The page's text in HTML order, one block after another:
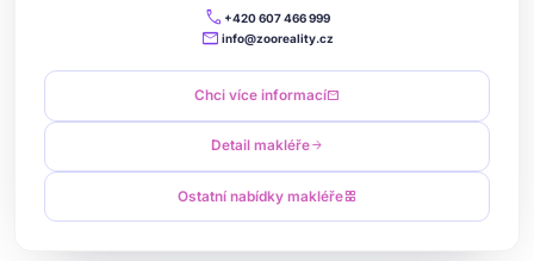
call +420 607 466 999
mail info@zooreality.cz
Chci více informacímail
Detail makléřearrow_forward
Ostatní nabídky makléřegrid_view